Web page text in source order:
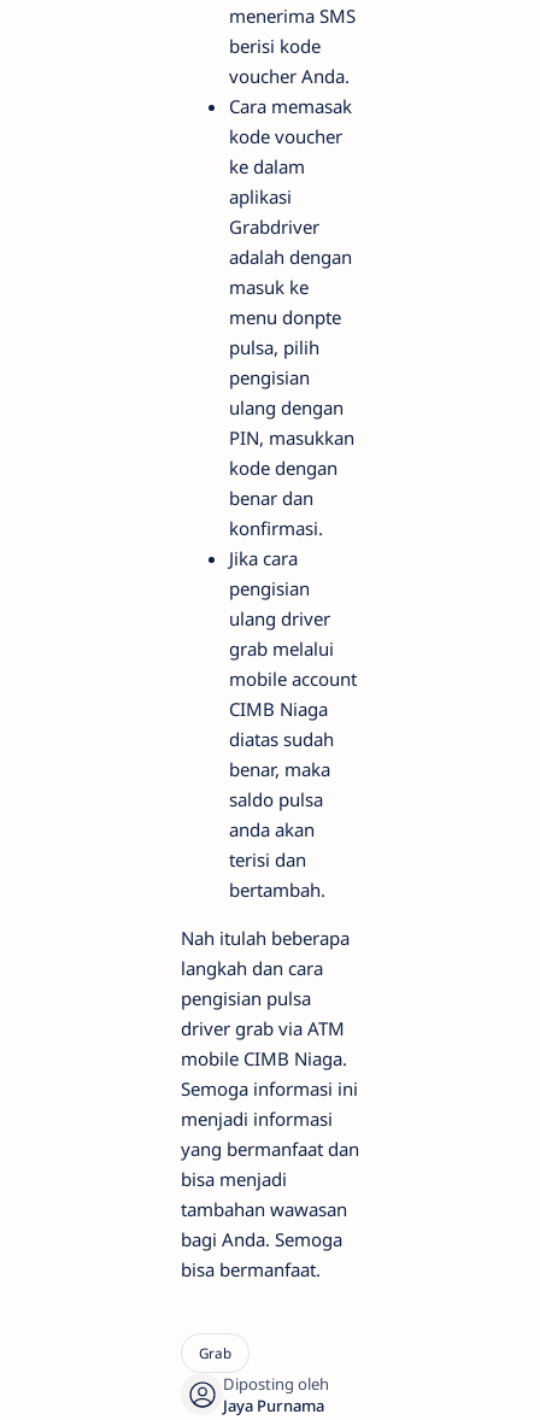
menerima SMS
berisi kode
voucher Anda.
Cara memasak
kode voucher
ke dalam
aplikasi
Grabdriver
adalah dengan
masuk ke
menu donpte
pulsa, pilih
pengisian
ulang dengan
PIN, masukkan
kode dengan
benar dan
konfirmasi.
Jika cara
pengisian
ulang driver
grab melalui
mobile account
CIMB Niaga
diatas sudah
benar, maka
saldo pulsa
anda akan
terisi dan
bertambah.
Nah itulah beberapa
langkah dan cara
pengisian pulsa
driver grab via ATM
mobile CIMB Niaga.
Semoga informasi ini
menjadi informasi
yang bermanfaat dan
bisa menjadi
tambahan wawasan
bagi Anda. Semoga
bisa bermanfaat.